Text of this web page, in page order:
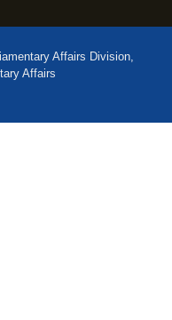
Affairs Division,
Affairs